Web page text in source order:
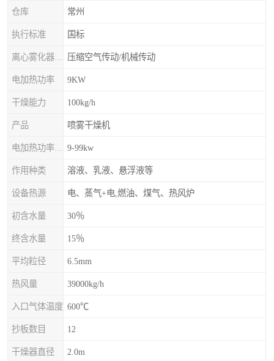
仓库 常州
执行标准 国标
压缩空气传动/机械传动
电加热功率 9KW
干燥能力 100kg/h
产品 喷雾干燥机
9-99kw
作用种类 溶液、乳液、悬浮液等
设备热源 电、蒸气+电,燃油、煤气、热风炉
初含水量 30％
终含水量 15％
平均粒径 6.5mm
热风量 39000kg/h
入口气体温度 600℃
抄板数目 12
干燥器直径 2.0m